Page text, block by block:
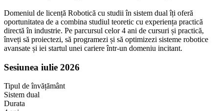
Domeniul de licență Robotică cu studii în sistem dual îți oferă
oportunitatea de a combina studiul teoretic cu experiența practică
directă în industrie. Pe parcursul celor 4 ani de cursuri și practică,
înveți să proiectezi, să programezi și să optimizezi sisteme robotice
avansate și iei startul unei cariere într-un domeniu incitant.
Sesiunea iulie 2026
Tipul de învățământ
Sistem dual
Durata